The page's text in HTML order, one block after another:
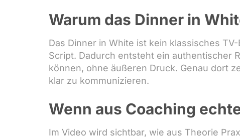
Warum das Dinner in
Das Dinner in White ist kein klassisches
Script. Dadurch entsteht ein authentischer
können, ohne äußeren Druck. Genau dort
klar zu kommunizieren.
Wenn aus Coaching
Im Video wird sichtbar, wie aus Theorie